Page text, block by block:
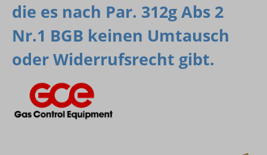
die es nach Par. 312g Abs 2
Nr.1 BGB keinen Umtausch
oder Widerrufsrecht gibt.